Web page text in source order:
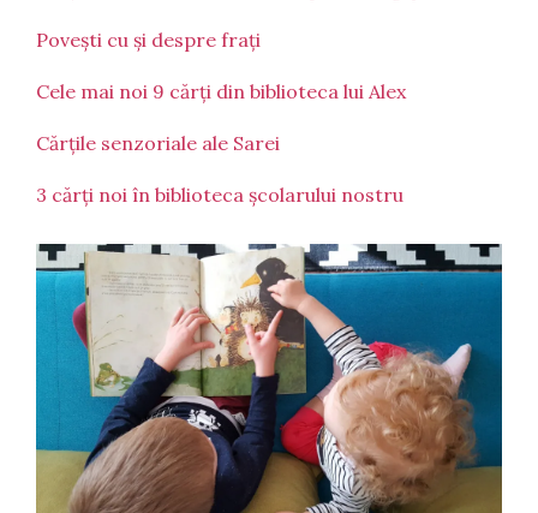
Povești cu și despre frați
Cele mai noi 9 cărți din biblioteca lui Alex
Cărțile senzoriale ale Sarei
3 cărți noi în biblioteca școlarului nostru